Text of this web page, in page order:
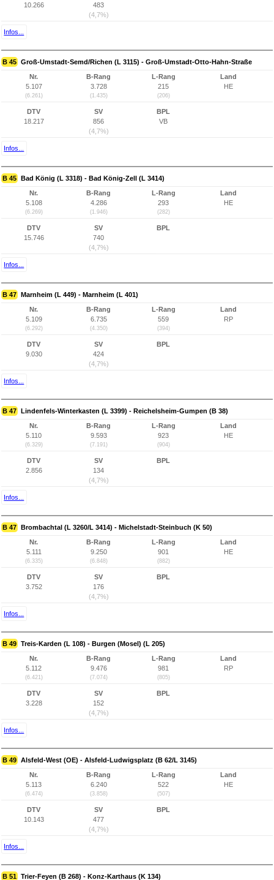
10.266
483
(4,7%)
Infos...
B 45 Groß-Umstadt-Semd/Richen (L 3115) - Groß-Umstadt-Otto-Hahn-Straße
Nr.
5.107
(6.261)
B-Rang
3.728
(1.435)
L-Rang
215
(206)
Land
HE
DTV
18.217
SV
856
(4,7%)
BPL
VB
Infos...
B 45 Bad König (L 3318) - Bad König-Zell (L 3414)
Nr.
5.108
(6.269)
B-Rang
4.286
(1.946)
L-Rang
293
(282)
Land
HE
DTV
15.746
SV
740
(4,7%)
BPL
Infos...
B 47 Marnheim (L 449) - Marnheim (L 401)
Nr.
5.109
(6.292)
B-Rang
6.735
(4.350)
L-Rang
559
(394)
Land
RP
DTV
9.030
SV
424
(4,7%)
BPL
Infos...
B 47 Lindenfels-Winterkasten (L 3399) - Reichelsheim-Gumpen (B 38)
Nr.
5.110
(6.329)
B-Rang
9.593
(7.191)
L-Rang
923
(904)
Land
HE
DTV
2.856
SV
134
(4,7%)
BPL
Infos...
B 47 Brombachtal (L 3260/L 3414) - Michelstadt-Steinbuch (K 50)
Nr.
5.111
(6.335)
B-Rang
9.250
(6.848)
L-Rang
901
(882)
Land
HE
DTV
3.752
SV
176
(4,7%)
BPL
Infos...
B 49 Treis-Karden (L 108) - Burgen (Mosel) (L 205)
Nr.
5.112
(6.421)
B-Rang
9.476
(7.074)
L-Rang
981
(805)
Land
RP
DTV
3.228
SV
152
(4,7%)
BPL
Infos...
B 49 Alsfeld-West (OE) - Alsfeld-Ludwigsplatz (B 62/L 3145)
Nr.
5.113
(6.474)
B-Rang
6.240
(3.858)
L-Rang
522
(507)
Land
HE
DTV
10.143
SV
477
(4,7%)
BPL
Infos...
B 51 Trier-Feyen (B 268) - Konz-Karthaus (K 134)